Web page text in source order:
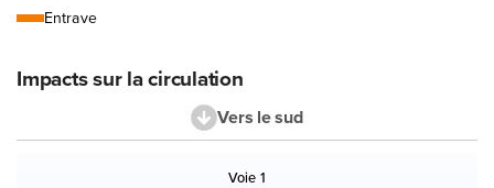
Légende
Entrave
Impacts sur la circulation
Vers le sud
Voie 1